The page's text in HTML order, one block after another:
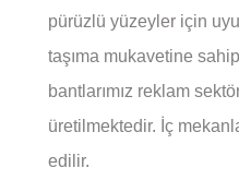
pürüzlü yüzeyler için
taşıma mukavetine
bantlarımız reklam
üretilmektedir. İç
edilir.